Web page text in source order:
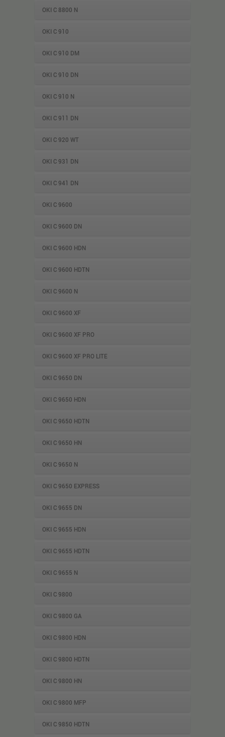
OKI C 8800 N
OKI C 910
OKI C 910 DM
OKI C 910 DN
OKI C 910 N
OKI C 911 DN
OKI C 920 WT
OKI C 931 DN
OKI C 941 DN
OKI C 9600
OKI C 9600 DN
OKI C 9600 HDN
OKI C 9600 HDTN
OKI C 9600 N
OKI C 9600 XF
OKI C 9600 XF PRO
OKI C 9600 XF PRO LITE
OKI C 9650 DN
OKI C 9650 HDN
OKI C 9650 HDTN
OKI C 9650 HN
OKI C 9650 N
OKI C 9650 EXPRESS
OKI C 9655 DN
OKI C 9655 HDN
OKI C 9655 HDTN
OKI C 9655 N
OKI C 9800
OKI C 9800 GA
OKI C 9800 HDN
OKI C 9800 HDTN
OKI C 9800 HN
OKI C 9800 MFP
OKI C 9850 HDTN